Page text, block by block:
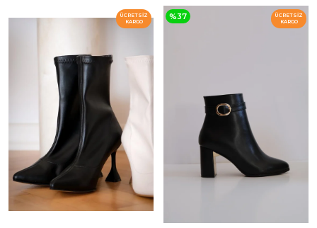
ÜCRETSIZ
KARGO
%37
ÜCRETSIZ
KARGO